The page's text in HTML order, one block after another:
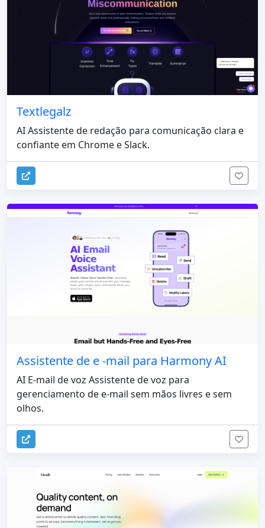
Textlegalz
AI Assistente de redação para comunicação clara e
confiante em Chrome e Slack.
Assistente de e -mail para Harmony AI
AI E-mail de voz Assistente de voz para
gerenciamento de e-mail sem mãos livres e sem
olhos.